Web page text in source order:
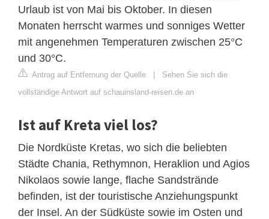
Urlaub ist von Mai bis Oktober. In diesen
Monaten herrscht warmes und sonniges Wetter
mit angenehmen Temperaturen zwischen 25°C
und 30°C.
Antrag auf Entfernung der Quelle | Sehen Sie sich die
vollständige Antwort auf schauinsland-reisen.de an
Ist auf Kreta viel los?
Die Nordküste Kretas, wo sich die beliebten
Städte Chania, Rethymnon, Heraklion und Agios
Nikolaos sowie lange, flache Sandstrände
befinden, ist der touristische Anziehungspunkt
der Insel. An der Südküste sowie im Osten und